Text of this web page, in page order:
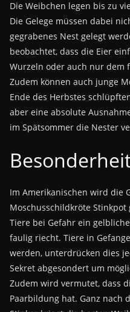
Die Weibchen legen bis zu
Die Gelege müssen dabei
gegrabenes Nest gelegt
beobachtet, dass die Eier
Wurzeln oder auch nur dem
Zudem können auch junge
Ende des Herbstes
aber eine absolute
im Spätsommer die Nester
Im Amerikanischen wird die
Moschusschildkröte
Tiere bei Gefahr ein
faulig riecht. Tiere in
werden, unterdrücken dies
Sekret abgesondert um
Zudem wird vermutet, dass
Paarbildung hat. Ganz nach